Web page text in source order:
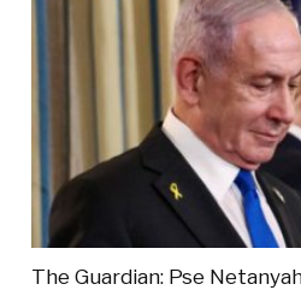
The Guardian: Pse